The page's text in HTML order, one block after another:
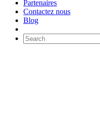
Partenaires
Contactez nous
Blog